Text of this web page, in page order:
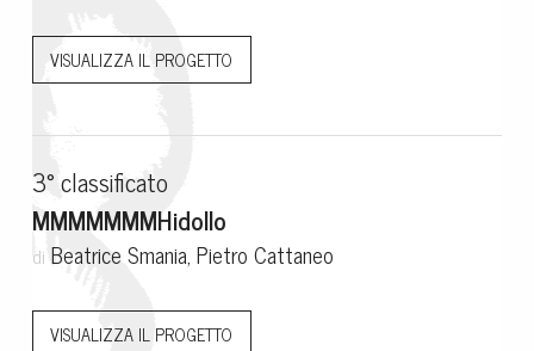
VISUALIZZA IL PROGETTO
3° classificato
MMMMMMMHidollo
di Beatrice Smania, Pietro Cattaneo
VISUALIZZA IL PROGETTO